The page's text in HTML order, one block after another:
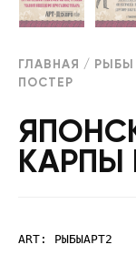
ГЛАВНАЯ / РЫБЫ
ПОСТЕР
КАРПЫ
ART: РЫБЫАРТ2